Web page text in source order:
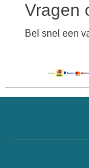
Vragen
Bel snel een